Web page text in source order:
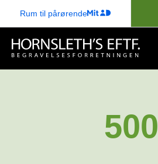
Rum til pårørende
500